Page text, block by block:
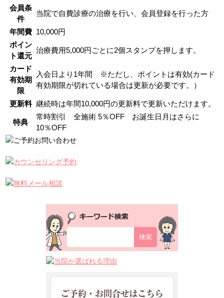
会員条
件
当院で自費診療の治療を行い、会員登録を行った方
年間費 10,000円
ポイン
ト還元
治療費用5,000円ごとに2個スタンプを押します。
カード
有効期
限
入会日より1年間 ※ただし、ポイントは有効(カード
有効期限が切れている場合は更新が必要です。）
更新料 継続時は年間10,000円の更新料で更新いただけます。
特典
常時割引 全施術 5％OFF お誕生日月はさらに
10％OFF